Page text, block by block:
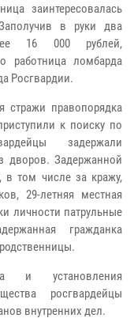
заинтересовалась
в руки два
16 000 рублей,
работница ломбарда
Росгвардии.
правопорядка
к поиску по
задержали
дворов. Задержанной
в том числе за кражу,
29-летняя местная
личности патрульные
гражданка
и установления
росгвардейцы
внутренних дел.